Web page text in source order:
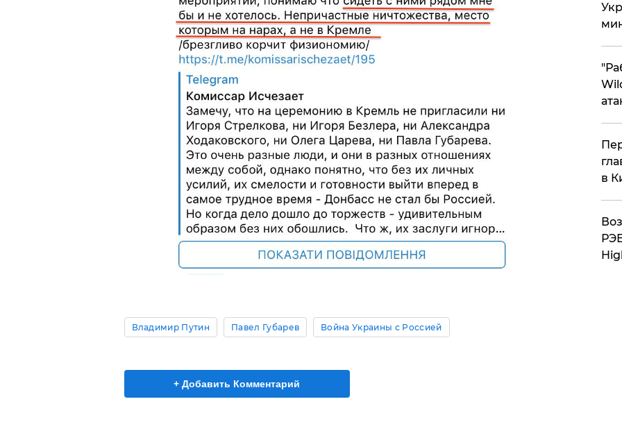
Владимир Путин Павел Губарев Война Украины с Россией
+ Добавить Комментарий
в